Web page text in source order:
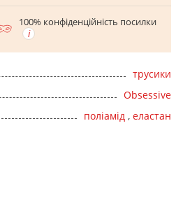
100% конфіденційність посилки
трусики
Obsessive
поліамід , еластан